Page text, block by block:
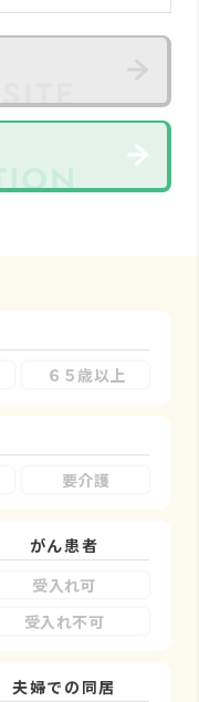
６５歳以上
要介護
がん患者
受入れ可
受入れ不可
夫婦での同居